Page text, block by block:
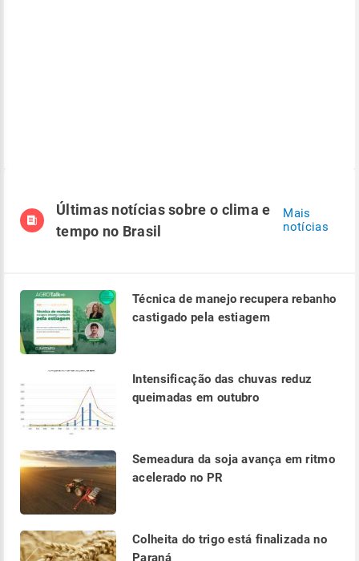
Últimas notícias sobre o clima e
tempo no Brasil
Mais
notícias
Técnica de manejo recupera rebanho
castigado pela estiagem
Intensificação das chuvas reduz
queimadas em outubro
Semeadura da soja avança em ritmo
acelerado no PR
Colheita do trigo está finalizada no
Paraná